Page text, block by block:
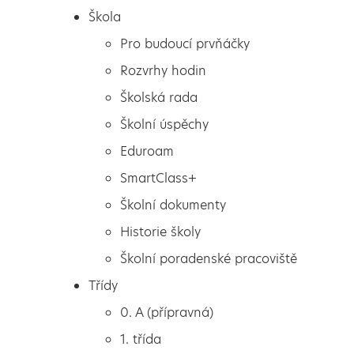
Pro budoucí prvňáčky
Rozvrhy hodin
Školská rada
Škola
Pro budoucí prvňáčky
Rozvrhy hodin
Školská rada
Školní úspěchy
Eduroam
SmartClass+
Školní dokumenty
Historie školy
Školní poradenské pracoviště
Třídy
0. A (přípravná)
1. třída
Informace školní jídelny